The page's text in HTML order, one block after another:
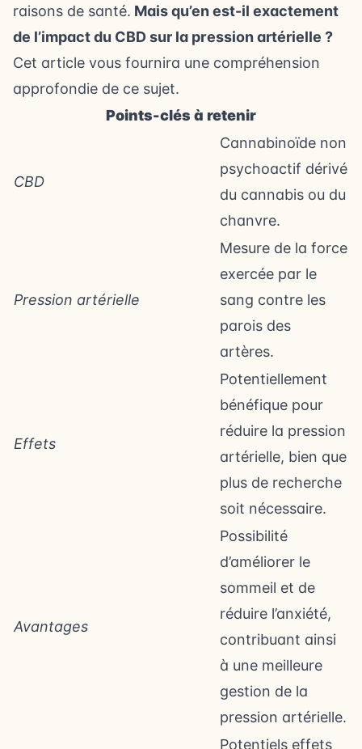
raisons de santé. Mais qu’en est-il exactement
de l’impact du CBD sur la pression artérielle ?
Cet article vous fournira une compréhension
approfondie de ce sujet.
Points-clés à retenir
CBD
Cannabinoïde non
psychoactif dérivé
du cannabis ou du
chanvre.
Pression artérielle
Mesure de la force
exercée par le
sang contre les
parois des
artères.
Effets
Potentiellement
bénéfique pour
réduire la pression
artérielle, bien que
plus de recherche
soit nécessaire.
Avantages
Possibilité
d’améliorer le
sommeil et de
réduire l’anxiété,
contribuant ainsi
à une meilleure
gestion de la
pression artérielle.
Potentiels effets